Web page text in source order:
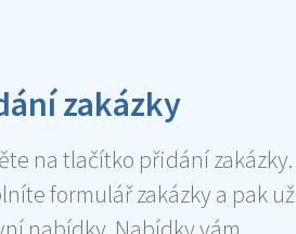
zakázky
na tlačítko přidání zakázky.
formulář zakázky a pak už